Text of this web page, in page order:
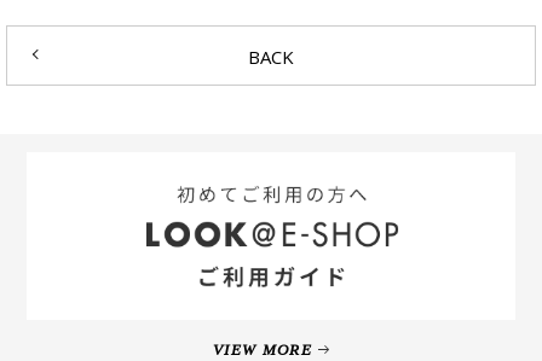
BACK
VIEW MORE